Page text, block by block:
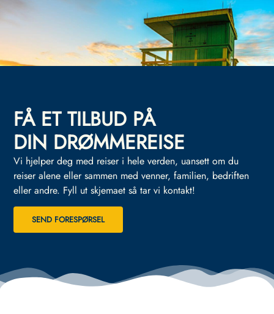
FÅ ET TILBUD PÅ
DIN DRØMMEREISE
Vi hjelper deg med reiser i hele verden, uansett om du
reiser alene eller sammen med venner, familien, bedriften
eller andre. Fyll ut skjemaet så tar vi kontakt!
SEND FORESPØRSEL